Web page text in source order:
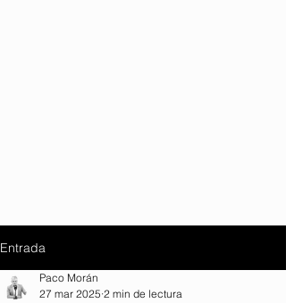
Entrada
Paco Morán
27 mar 2025 2 min de lectura